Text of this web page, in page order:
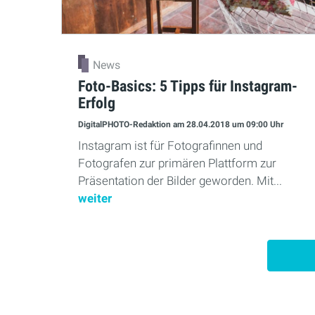
News
Foto-Basics: 5 Tipps für Instagram-
Erfolg
DigitalPHOTO-Redaktion am 28.04.2018 um 09:00 Uhr
Instagram ist für Fotografinnen und
Fotografen zur primären Plattform zur
Präsentation der Bilder geworden. Mit...
weiter